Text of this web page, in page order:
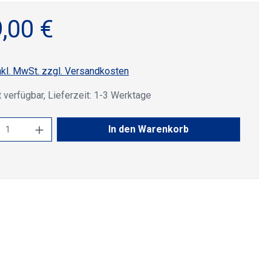
€
MwSt. zzgl. Versandkosten
verfügbar, Lieferzeit: 1-3 Werktage
Anzahl: Gib den gewünschten Wert
In den Warenkorb